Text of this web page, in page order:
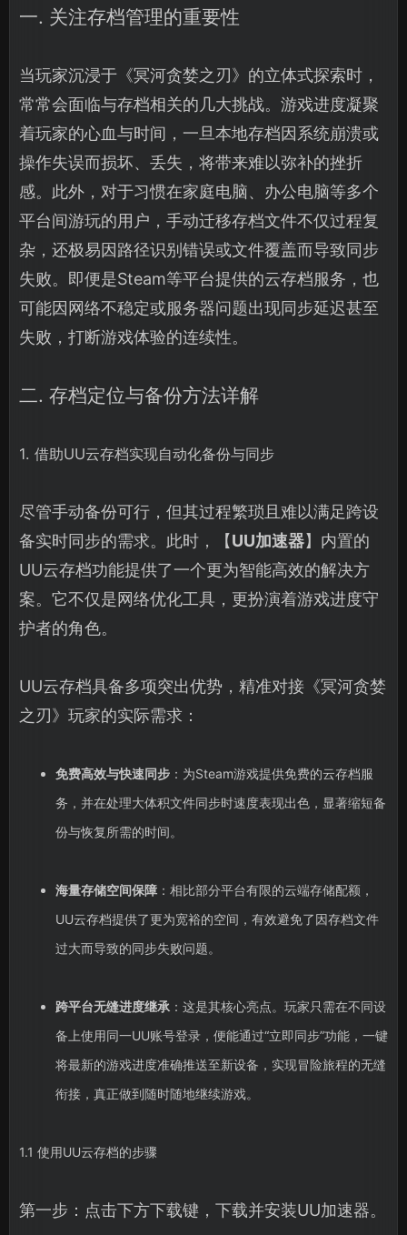
一. 关注存档管理的重要性
当玩家沉浸于《冥河贪婪之刃》的立体式探索时，
常常会面临与存档相关的几大挑战。游戏进度凝聚
着玩家的心血与时间，一旦本地存档因系统崩溃或
操作失误而损坏、丢失，将带来难以弥补的挫折
感。此外，对于习惯在家庭电脑、办公电脑等多个
平台间游玩的用户，手动迁移存档文件不仅过程复
杂，还极易因路径识别错误或文件覆盖而导致同步
失败。即便是Steam等平台提供的云存档服务，也
可能因网络不稳定或服务器问题出现同步延迟甚至
失败，打断游戏体验的连续性。
二. 存档定位与备份方法详解
1. 借助UU云存档实现自动化备份与同步
尽管手动备份可行，但其过程繁琐且难以满足跨设
备实时同步的需求。此时，【UU加速器】内置的
UU云存档功能提供了一个更为智能高效的解决方
案。它不仅是网络优化工具，更扮演着游戏进度守
护者的角色。
UU云存档具备多项突出优势，精准对接《冥河贪婪
之刃》玩家的实际需求：
免费高效与快速同步：为Steam游戏提供免费的云存档服
务，并在处理大体积文件同步时速度表现出色，显著缩短备
份与恢复所需的时间。
海量存储空间保障：相比部分平台有限的云端存储配额，
UU云存档提供了更为宽裕的空间，有效避免了因存档文件
过大而导致的同步失败问题。
跨平台无缝进度继承：这是其核心亮点。玩家只需在不同设
备上使用同一UU账号登录，便能通过“立即同步”功能，一键
将最新的游戏进度准确推送至新设备，实现冒险旅程的无缝
衔接，真正做到随时随地继续游戏。
1.1 使用UU云存档的步骤
第一步：点击下方下载键，下载并安装UU加速器。